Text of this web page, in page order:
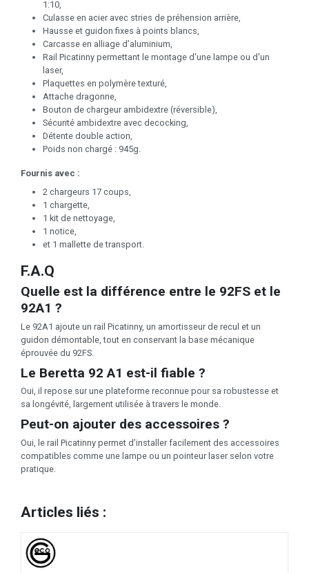
1:10,
Culasse en acier avec stries de préhension arrière,
Hausse et guidon fixes à points blancs,
Carcasse en alliage d’aluminium,
Rail Picatinny permettant le montage d'une lampe ou d'un
laser,
Plaquettes en polymère texturé,
Attache dragonne,
Bouton de chargeur ambidextre (réversible),
Sécurité ambidextre avec decocking,
Détente double action,
Poids non chargé : 945g.
Fournis avec :
2 chargeurs 17 coups,
1 chargette,
1 kit de nettoyage,
1 notice,
et 1 mallette de transport.
F.A.Q
Quelle est la différence entre le 92FS et le
92A1 ?
Le 92A1 ajoute un rail Picatinny, un amortisseur de recul et un
guidon démontable, tout en conservant la base mécanique
éprouvée du 92FS.
Le Beretta 92 A1 est-il fiable ?
Oui, il repose sur une plateforme reconnue pour sa robustesse et
sa longévité, largement utilisée à travers le monde.
Peut-on ajouter des accessoires ?
Oui, le rail Picatinny permet d’installer facilement des accessoires
compatibles comme une lampe ou un pointeur laser selon votre
pratique.
Articles liés :